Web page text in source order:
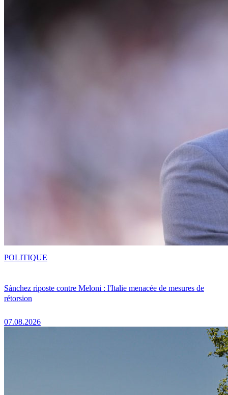
Sánchez riposte contre Meloni : l'Italie menacée de mesures de
rétorsion
07.08.2026
POLITIQUE